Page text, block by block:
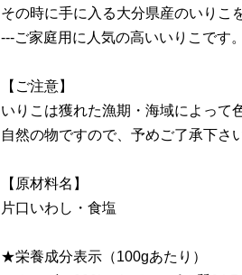
その時に手に入る大分県産のいりこ
---ご家庭用に人気の高いいりこです。
【ご注意】
いりこは獲れた漁期・海域によって
自然の物ですので、予めご了承下さい
【原材料名】
片口いわし・食塩
★栄養成分表示（100gあたり）